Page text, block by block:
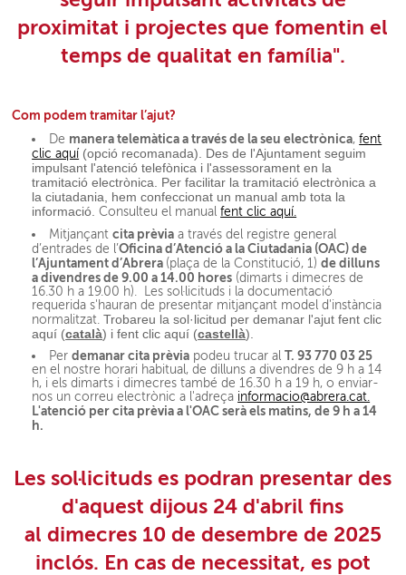
proximitat i projectes que fomentin el
temps de qualitat en família".
Com podem tramitar l’ajut?
De manera telemàtica a través de la seu electrònica,fent
clic aquí (opció recomanada). Des de l'Ajuntament seguim
impulsant l'atenció telefònica i l'assessorament en la
tramitació electrònica. Per facilitar la tramitació electrònica a
la ciutadania, hem confeccionat un manual amb tota la
informació.Consulteu el manualfent clic aquí.
Mitjançantcita prèvia a través del registre general
d’entrades de l’Oficina d’Atenció a la Ciutadania (OAC) de
l’Ajuntament d’Abrera (plaça de la Constitució, 1)de dilluns
a divendres de 9.00 a 14.00 hores (dimarts i dimecres de
16.30 h a 19.00 h). Les sol·licituds i la documentació
requerida s'hauran de presentar mitjançant model d'instància
normalitzat.Trobareu la sol·licitud per demanar l'ajut fent clic
aquí (català) i fent clic aquí (castellà).
Perdemanar cita prèvia podeu trucar alT. 93 770 03 25
en el nostre horari habitual, de dilluns a divendres de 9 h a 14
h, i els dimarts i dimecres també de 16.30 h a 19 h, o enviar-
nos un correu electrònic a l'adreça informacio@abrera.cat.
L'atenció per cita prèvia a l'OAC serà els matins, de 9 h a 14
h.
Les sol·licituds es podran presentar des
d'aquest dijous 24 d'abril fins
al dimecres 10 de desembre de 2025
inclós. En cas de necessitat, es pot